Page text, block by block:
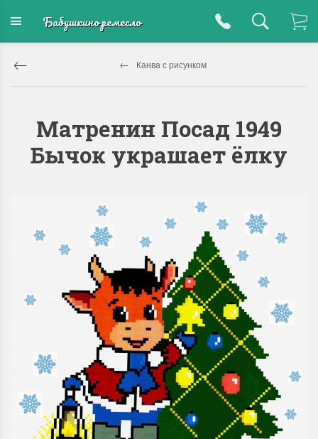
Бабушкино ремесло
Канва с рисунком
Матренин Посад 1949
Бычок украшает ёлку